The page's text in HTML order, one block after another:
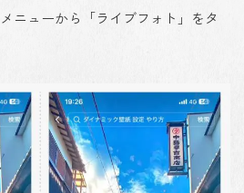
ニューから「ライブフォト」をタ